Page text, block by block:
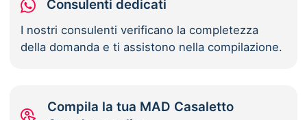
Consulenti dedicati
I nostri consulenti verificano la completezza
della domanda e ti assistono nella compilazione.
Compila la tua MAD Casaletto